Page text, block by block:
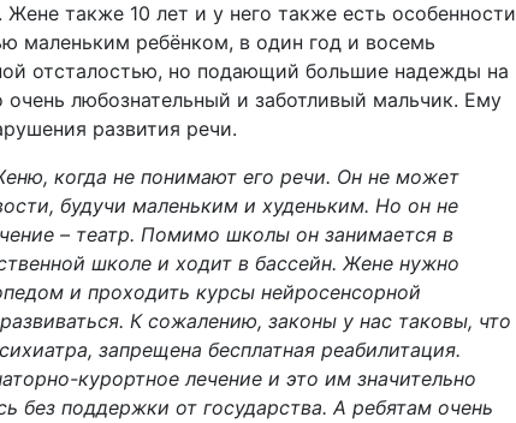
также 10 лет и у него также есть особенности
маленьким ребёнком, в один год и восемь
отсталостью, но подающий большие надежды на
любознательный и заботливый мальчик. Ему
развития речи.
когда не понимают его речи. Он не может
будучи маленьким и худеньким. Но он не
– театр. Помимо школы он занимается в
школе и ходит в бассейн. Жене нужно
и проходить курсы нейросенсорной
К сожалению, законы у нас таковы, что
запрещена бесплатная реабилитация.
курортное лечение и это им значительно
без поддержки от государства. А ребятам очень